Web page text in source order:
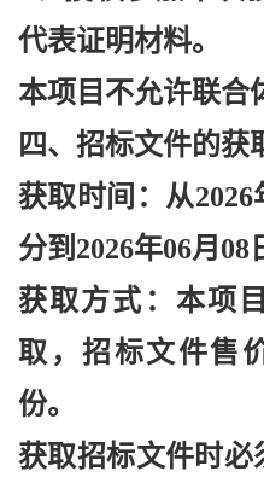
代表证明材料。
本项目不允许联合
四、招标文件的获
获取时间：从2026
分到2026年06月08
获取方式：本项
取，招标文件售
份。
获取招标文件时